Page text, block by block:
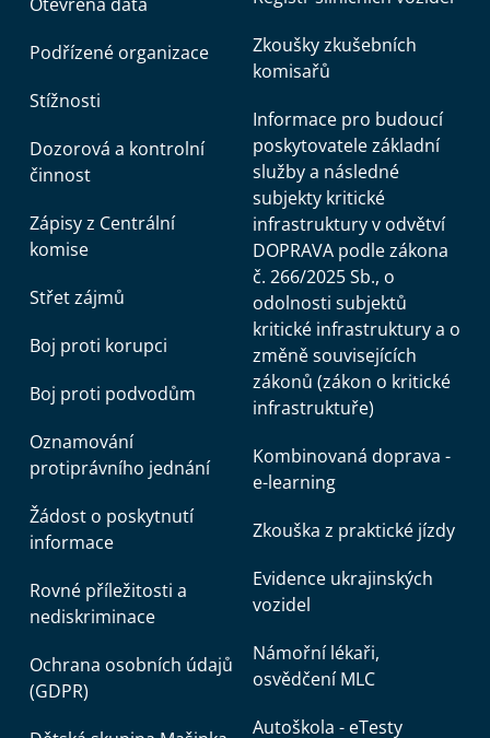
Podřízené organizace
Stížnosti
Dozorová a kontrolní
činnost
Zápisy z Centrální
komise
Střet zájmů
Boj proti korupci
Boj proti podvodům
Oznamování
protiprávního jednání
Žádost o poskytnutí
informace
Rovné příležitosti a
nediskriminace
Ochrana osobních údajů
(GDPR)
Zkoušky zkušebních
komisařů
Informace pro budoucí
poskytovatele základní
služby a následné
subjekty kritické
infrastruktury v odvětví
DOPRAVA podle zákona
č. 266/2025 Sb., o
odolnosti subjektů
kritické infrastruktury a o
změně souvisejících
zákonů (zákon o kritické
infrastruktuře)
Kombinovaná doprava -
e-learning
Zkouška z praktické jízdy
Evidence ukrajinských
vozidel
Námořní lékaři,
osvědčení MLC
Autoškola - eTesty